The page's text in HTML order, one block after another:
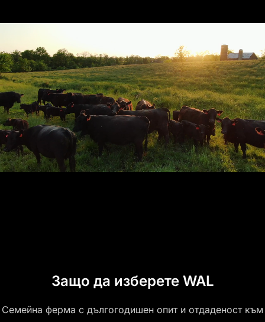
Защо да изберете WAL
Семейна ферма с дългогодишен опит и отдаденост към